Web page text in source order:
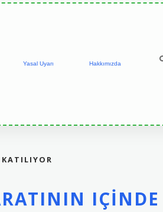
Yasal Uyarı Hakkımızda
IÇINDE